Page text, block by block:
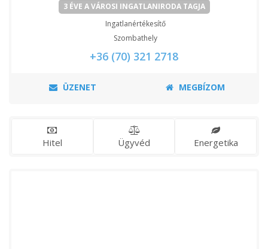
3 ÉVE A VÁROSI INGATLANIRODA TAGJA
Ingatlanértékesítő
Szombathely
+36 (70) 321 2718
ÜZENET MEGBÍZOM
Hitel Ügyvéd Energetika